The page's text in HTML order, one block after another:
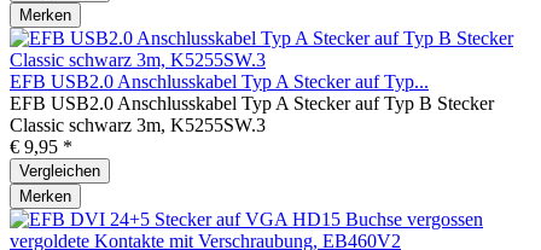
Merken
EFB USB2.0 Anschlusskabel Typ A Stecker auf Typ...
EFB USB2.0 Anschlusskabel Typ A Stecker auf Typ B Stecker
Classic schwarz 3m, K5255SW.3
€ 9,95 *
Vergleichen
Merken